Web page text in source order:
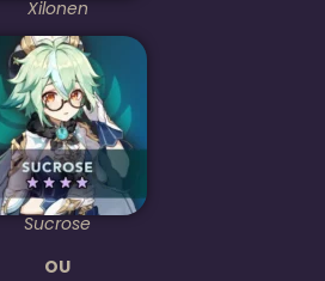
Xilonen
Sucrose
OU